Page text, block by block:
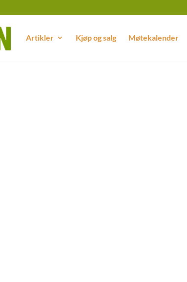
Artikler Kjøp og salg Møtekalender